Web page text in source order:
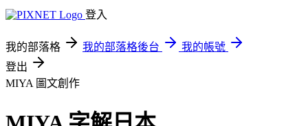
登入
我的部落格 我的部落格後台
我的帳號
登出
MIYA 圖文創作